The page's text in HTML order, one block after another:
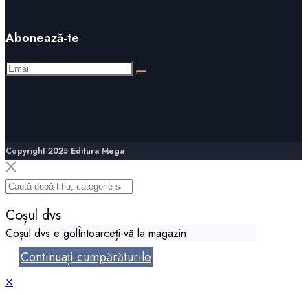
Abonează-te
Copyright 2025 Editura Mega
Coșul dvs
Coșul dvs e golÎntoarceți-vă la magazin
Continuați cumpărăturile
×